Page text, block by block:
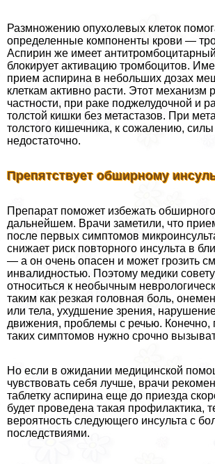
Размножению опухолевых клеток
определенные компоненты крови —
Аспирин же имеет
блокирует активацию тромбоцитов.
прием аспирина в небольших дозах
клеткам активно расти. Этот механизм
частности, при paке поджелудочной и
толстой кишки без метастазов. При
толстого кишечника, к сожалению,
недостаточно.
Препятствует обширному
Препарат поможет избежать
дальнейшем. Врачи заметили, что
после первых симптомов
снижает риск повторного инсульта в
— а он очень опасен и может грозить
инвалидностью. Поэтому медики
относиться к необычным
таким как резкая головная боль,
или тела, ухудшение зрения,
движения, проблемы с речью. Конечно,
таких симптомов нужно срочно
Но если в ожидании медицинской
чувствовать себя лучше, врачи
таблетку аспирина еще до приезда
будет проведена такая профилактика,
вероятность следующего инсульта с
последствиями.